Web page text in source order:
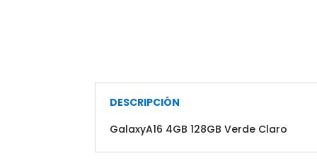
DESCRIPCIÓN
GalaxyA16 4GB 128GB Verde Claro